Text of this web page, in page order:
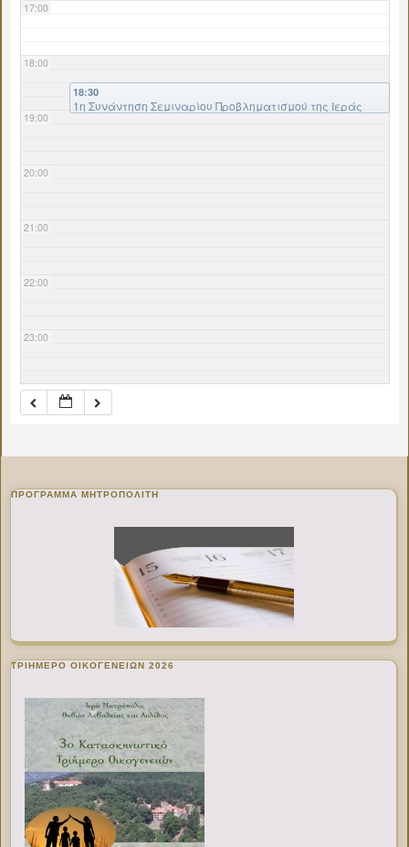
17:00
18:00
19:00
20:00
21:00
22:00
23:00
18:30
1η Συνάντηση Σεμιναρίου Προβληματισμού της Ιεράς
ΠΡΌΓΡΑΜΜΑ ΜΗΤΡΟΠΟΛΊΤΗ
ΤΡΙΗΜΕΡΟ ΟΙΚΟΓΕΝΕΙΩΝ 2026